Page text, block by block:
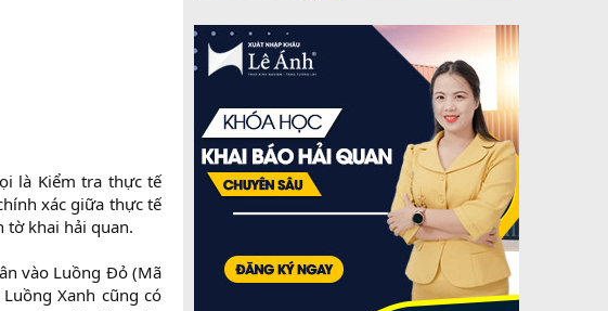
là Kiểm tra thực tế
xác giữa thực tế
tờ khai hải quan.
vào Luồng Đỏ (Mã
Xanh cũng có